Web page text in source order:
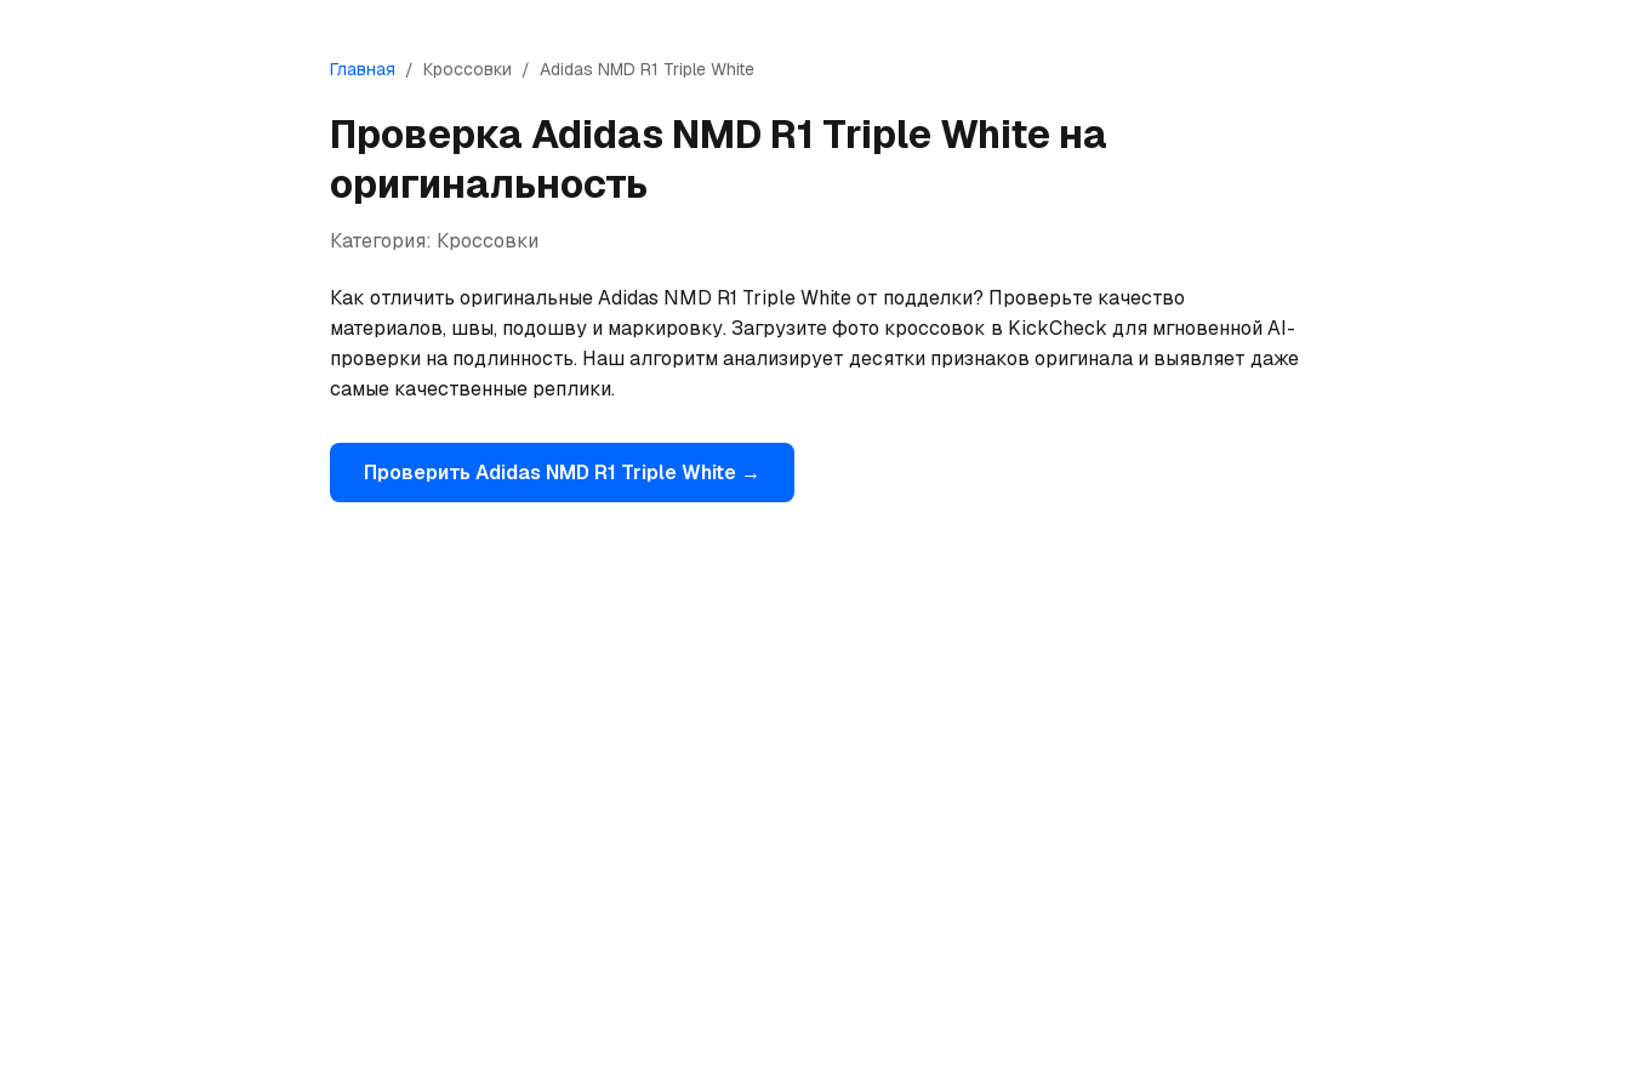
Главная / Кроссовки / Adidas NMD R1 Triple White
ПроверкаAdidas NMD R1 Triple White на
оригинальность
Категория: Кроссовки
Как отличить оригинальные Adidas NMD R1 Triple White от подделки? Проверьте качество
материалов, швы, подошву и маркировку. Загрузите фото кроссовок в KickCheck для мгновенной AI-
проверки на подлинность. Наш алгоритм анализирует десятки признаков оригинала и выявляет даже
самые качественные реплики.
Проверить Adidas NMD R1 Triple White →